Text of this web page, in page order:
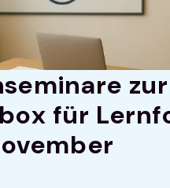
zur
für